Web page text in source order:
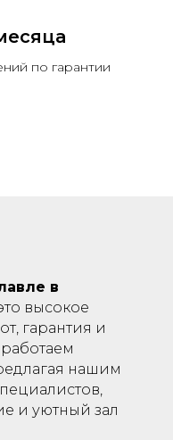
по гарантии
в
высокое
гарантия и
нашим
и уютный зал